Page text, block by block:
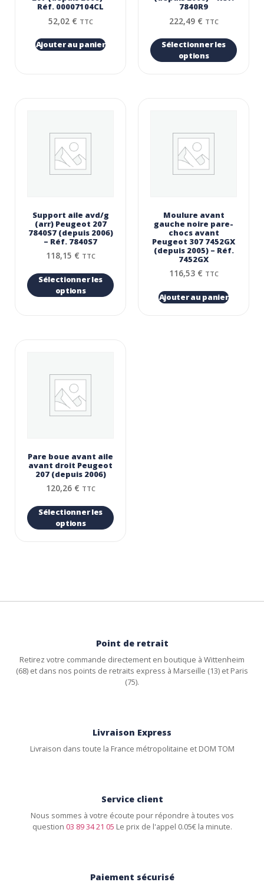
Réf. 00007104CL
52,02 € TTC
Ajouter au panier
7840R9
222,49 € TTC
Sélectionner les
options
Support aile avd/g
(arr) Peugeot 207
7840S7 (depuis 2006)
– Réf. 7840S7
118,15 € TTC
Sélectionner les
options
Moulure avant
gauche noire pare-
chocs avant
Peugeot 307 7452GX
(depuis 2005) – Réf.
7452GX
116,53 € TTC
Ajouter au panier
Pare boue avant aile
avant droit Peugeot
207 (depuis 2006)
120,26 € TTC
Sélectionner les
options
Point de retrait
Retirez votre commande directement en boutique à Wittenheim
(68) et dans nos points de retraits express à Marseille (13) et Paris
(75).
Livraison Express
Livraison dans toute la France métropolitaine et DOM TOM
Service client
Nous sommes à votre écoute pour répondre à toutes vos
question 03 89 34 21 05 Le prix de l'appel 0.05€ la minute.
Paiement sécurisé